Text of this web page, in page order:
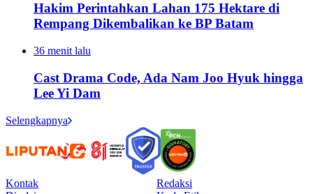
Hakim Perintahkan Lahan 175 Hektare di
Rempang Dikembalikan ke BP Batam
36 menit lalu
Cast Drama Code, Ada Nam Joo Hyuk hingga
Lee Yi Dam
Selengkapnya
Kontak
Redaksi